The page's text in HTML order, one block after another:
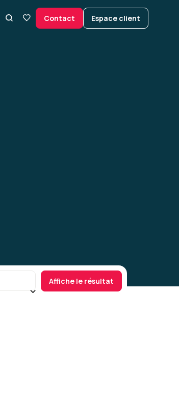
Contact Espace client
Affiche le résultat